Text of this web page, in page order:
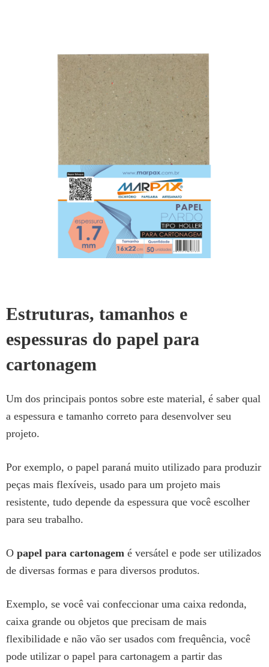
Estruturas, tamanhos e
espessuras do papel para
cartonagem
Um dos principais pontos sobre este material, é saber qual
a espessura e tamanho correto para desenvolver seu
projeto.
Por exemplo, o papel paraná muito utilizado para produzir
peças mais flexíveis, usado para um projeto mais
resistente, tudo depende da espessura que você escolher
para seu trabalho.
O papel para cartonagem é versátel e pode ser utilizados
de diversas formas e para diversos produtos.
Exemplo, se você vai confeccionar uma caixa redonda,
caixa grande ou objetos que precisam de mais
flexibilidade e não vão ser usados com frequência, você
pode utilizar o papel para cartonagem a partir das